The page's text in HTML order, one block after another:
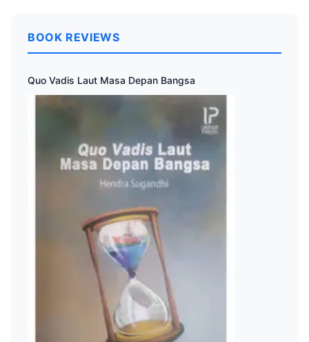
BOOK REVIEWS
Quo Vadis Laut Masa Depan Bangsa